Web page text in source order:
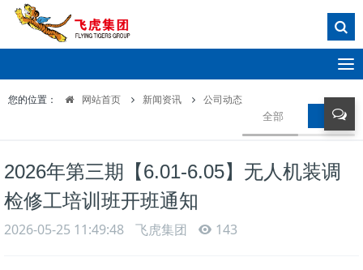
T
o
g
g
l
您的位置： 网站首页 新闻资讯 公司动态
全部 公司动
2026年第三期【6.01-6.05】无人机装调
检修工培训班开班通知
2026-05-25 11:49:48 飞虎集团 143